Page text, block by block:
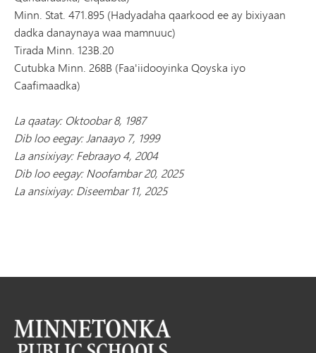
Minn. Stat. 471.895 (Hadyadaha qaarkood ee ay bixiyaan
dadka danaynaya waa mamnuuc)
Tirada Minn. 123B.20
Cutubka Minn. 268B (Faa'iidooyinka Qoyska iyo
Caafimaadka)
La qaatay: Oktoobar 8, 1987
Dib loo eegay: Janaayo 7, 1999
La ansixiyay: Febraayo 4, 2004
Dib loo eegay: Noofambar 20, 2025
La ansixiyay: Diseembar 11, 2025